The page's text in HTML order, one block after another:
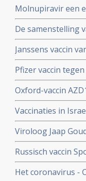
Molnupiravir een
virussen,
coronavirus
De samenstelling
COVID-19, vooral
immuunreacties
Janssens vaccin
vaccin tegen het
Pfizer vaccin
met 90 procent
Oxford-vaccin
Covid-19 zegt
Vaccinaties in
een maand meer
Viroloog Jaap
snel van de
Russisch vaccin
procent
tussenresultaten
Het coronavirus -